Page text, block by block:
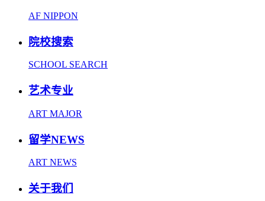
AF NIPPON
院校搜索
SCHOOL SEARCH
艺术专业
ART MAJOR
留学NEWS
ART NEWS
关于我们